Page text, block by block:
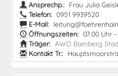
Ansprechp.: Frau Julia
Telefon: 0951 9939520
E-Mail:
Öffnungszeiten: 07:00 Uhr -
Träger: AWO Bamberg
Kontakt Tr.: